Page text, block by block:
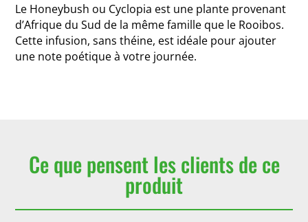
Le Honeybush ou Cyclopia est une plante provenant
d’Afrique du Sud de la même famille que le Rooibos.
Cette infusion, sans théine, est idéale pour ajouter
une note poétique à votre journée.
Ce que pensent les clients de ce
produit